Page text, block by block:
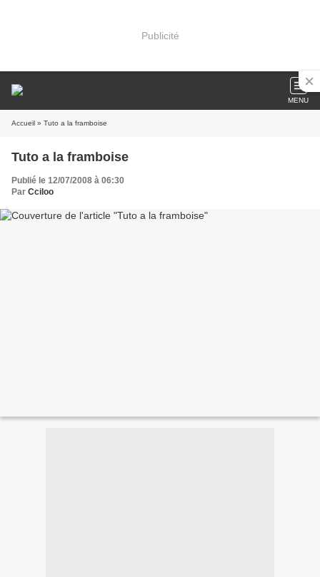
Publicité
MENU
Accueil » Tuto a la framboise
Tuto a la framboise
Publié le 12/07/2008 à 06:30
Par Cciloo